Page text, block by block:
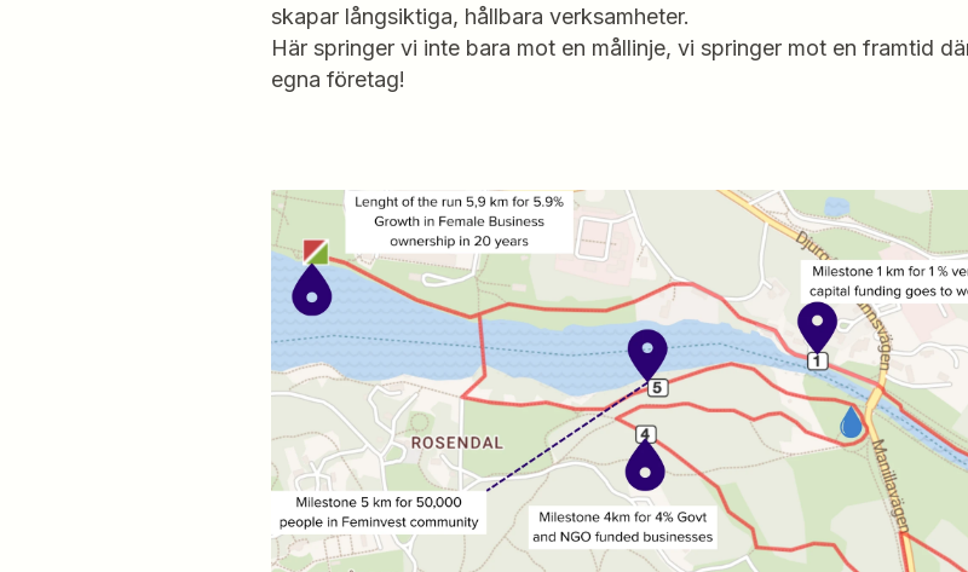
skapar långsiktiga, hållbara verksamheter.
Här springer vi inte bara mot en mållinje, vi springer mot en framtid
egna företag!